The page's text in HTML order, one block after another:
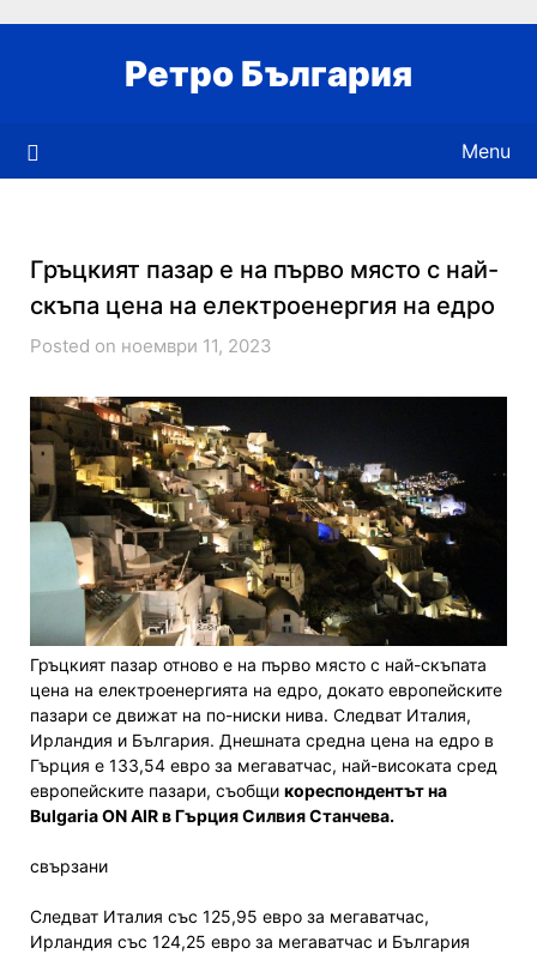
Ретро България
Menu
Гръцкият пазар е на първо място с най-
скъпа цена на електроенергия на едро
Posted on ноември 11, 2023
Гръцкият пазар отново е на първо място с най-скъпата
цена на електроенергията на едро, докато европейските
пазари се движат на по-ниски нива. Следват Италия,
Ирландия и България. Днешната средна цена на едро в
Гърция е 133,54 евро за мегаватчас, най-високата сред
европейските пазари, съобщи кореспондентът на
Bulgaria ON AIR в Гърция Силвия Станчева.
свързани
Следват Италия със 125,95 евро за мегаватчас,
Ирландия със 124,25 евро за мегаватчас и България